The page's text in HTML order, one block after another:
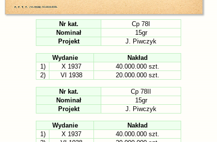
Nr kat.
Cp 78I
Nominał
15gr
Projekt
J. Piwczyk
Wydanie
Nakład
1)
X 1937
40.000.000 szt.
2)
VI 1938 20.000.000 szt.
Nr kat.
Cp 78II
Nominał
15gr
Projekt
J. Piwczyk
Wydanie
Nakład
1)
X 1937
40.000.000 szt.